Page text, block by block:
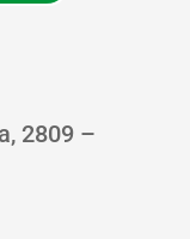
2809 –